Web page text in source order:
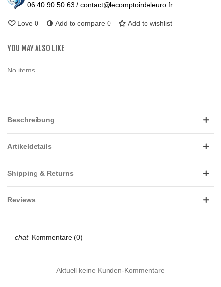
06.40.90.50.63 / contact@lecomptoirdeleuro.fr
Love 0 Add to compare 0 Add to wishlist
YOU MAY ALSO LIKE
No items
Beschreibung
Artikeldetails
Shipping & Returns
Reviews
Kommentare (0)
Aktuell keine Kunden-Kommentare